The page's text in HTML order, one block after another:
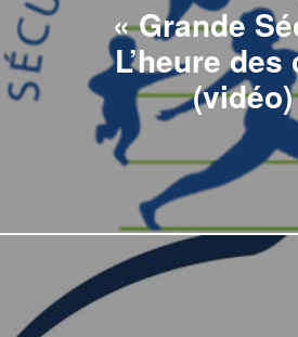
« Grande
L’heure
(vidéo)